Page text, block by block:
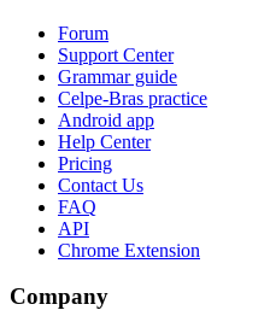
Forum
Support Center
Grammar guide
Celpe-Bras practice
Android app
Help Center
Pricing
Contact Us
FAQ
API
Chrome Extension
Company